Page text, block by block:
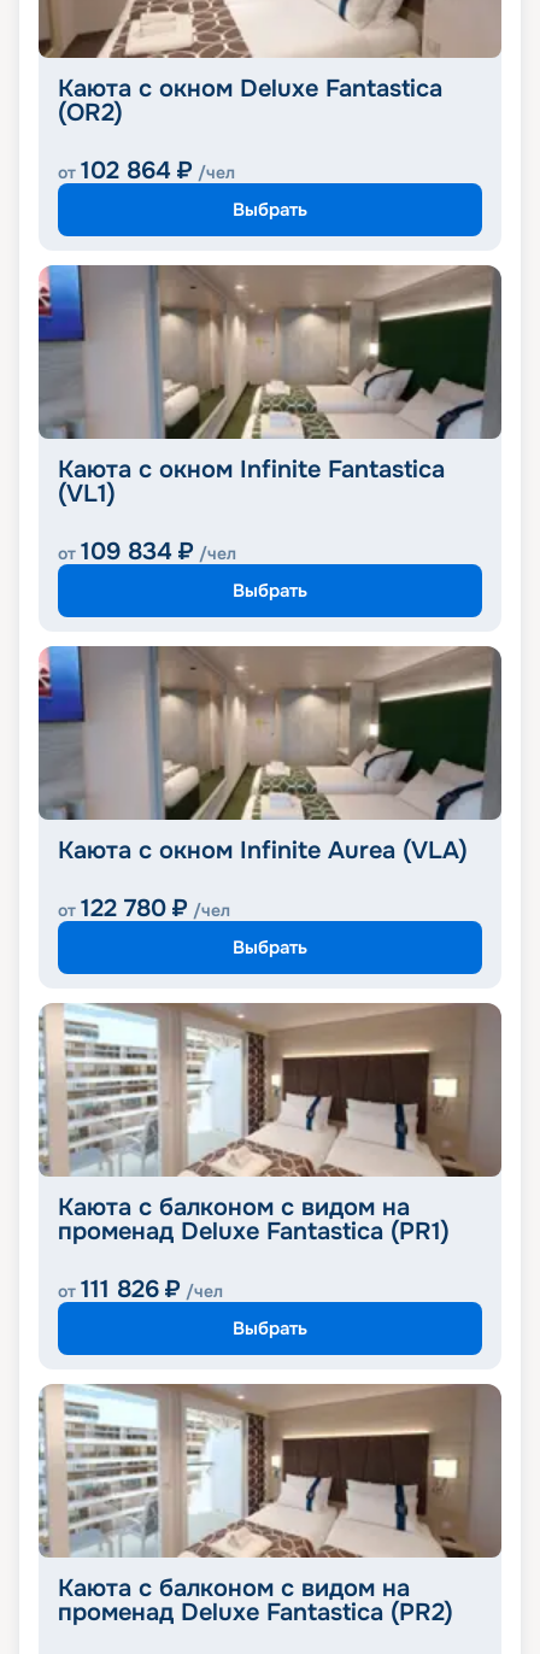
Каюта с окном Deluxe Fantastica
(OR2)
от 102 864 ₽ /чел
Выбрать
Каюта с окном Infinite Fantastica
(VL1)
от 109 834 ₽ /чел
Выбрать
Каюта с окном Infinite Aurea (VLA)
от 122 780 ₽ /чел
Выбрать
Каюта с балконом с видом на
променад Deluxe Fantastica (PR1)
от 111 826 ₽ /чел
Выбрать
Каюта с балконом с видом на
променад Deluxe Fantastica (PR2)